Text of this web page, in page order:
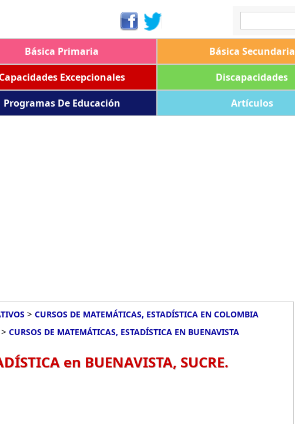
Básica Primaria Básica Secundaria
Capacidades Excepcionales Discapacidades
Programas De Educación Artículos
> CURSOS DE MATEMÁTICAS, ESTADÍSTICA EN COLOMBIA
> CURSOS DE MATEMÁTICAS, ESTADÍSTICA EN BUENAVISTA
en BUENAVISTA, SUCRE.